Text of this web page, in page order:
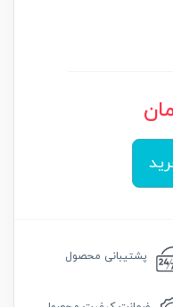
پشتیبانی محصول